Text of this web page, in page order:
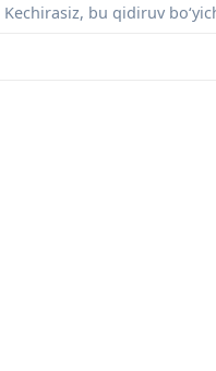
Kechirasiz, bu qidiruv